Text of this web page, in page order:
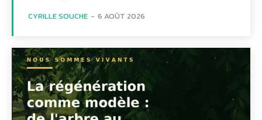
CYRILLE SOUCHE - 6 AOÛT 2026